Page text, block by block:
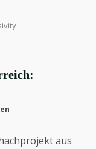
aus